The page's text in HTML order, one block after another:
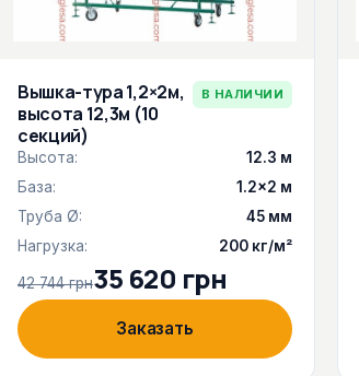
Вышка-тура 1,2×2м,
высота 12,3м (10
секций)
В НАЛИЧИИ
Высота:
12.3 м
База:
1.2×2 м
Труба Ø:
45 мм
Нагрузка:
200 кг/м²
42 744 грн35 620 грн
Заказать